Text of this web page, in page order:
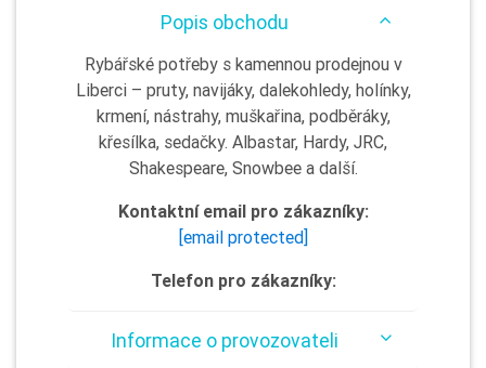
Popis obchodu
Rybářské potřeby s kamennou prodejnou v
Liberci – pruty, navijáky, dalekohledy, holínky,
krmení, nástrahy, muškařina, podběráky,
křesílka, sedačky. Albastar, Hardy, JRC,
Shakespeare, Snowbee a další.
Kontaktní email pro zákazníky:
[email protected]
Telefon pro zákazníky:
Informace o provozovateli